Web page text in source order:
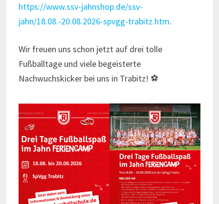
https://www.ssv-jahnshop.de/ssv-
jahn/18.08.-20.08.2026-spvgg-trabitz.htm.
Wir freuen uns schon jetzt auf drei tolle
Fußballtage und viele begeisterte
Nachwuchskicker bei uns in Trabitz! ⚽